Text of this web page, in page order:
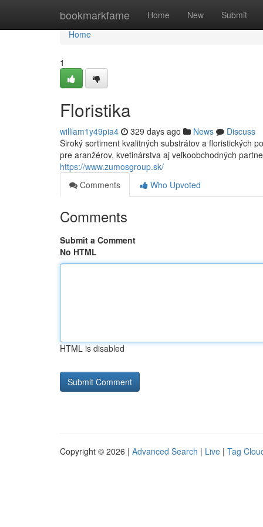
bookmarkfame Home New Submit
Home
Home
1
Floristika
william1y49pia4 329 days ago News
Discuss
Široký sortiment kvalitných substrátov a floristických
pre aranžérov, kvetinárstva aj veľkoobchodných
https://www.zumosgroup.sk/
Comments
Who Upvoted
Comments
Submit a Comment
No HTML
HTML is disabled
Copyright © 2026 | Advanced Search | Live | Tag